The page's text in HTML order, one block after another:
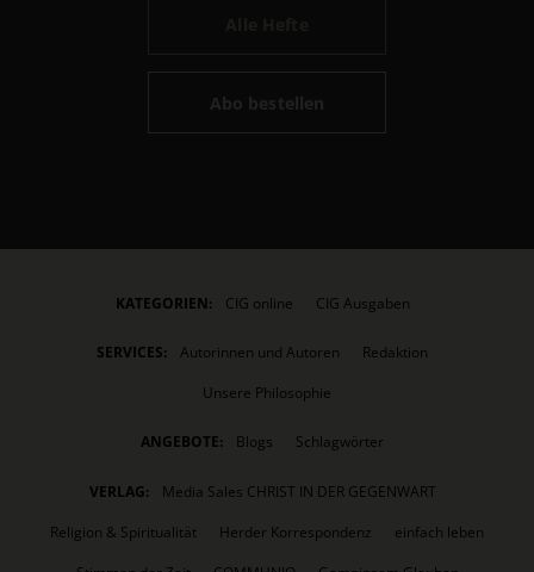
Abo bestellen
KATEGORIEN: CIG online CIG Ausgaben
SERVICES: Autorinnen und Autoren
Redaktion
Unsere Philosophie
ANGEBOTE: Blogs Schlagwörter
VERLAG:
Media Sales CHRIST IN DER GEGENWART
Religion & Spiritualität
Herder Korrespondenz
einfach leben